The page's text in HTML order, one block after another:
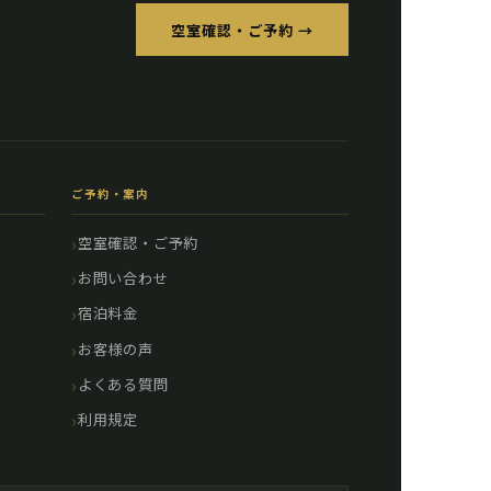
空室確認・ご予約 →
ご予約・案内
空室確認・ご予約
お問い合わせ
宿泊料金
お客様の声
よくある質問
利用規定